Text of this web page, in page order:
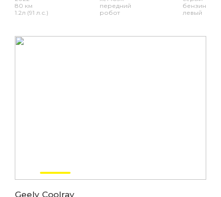
80 км
1.2л (91 л.с.)
передний
робот
бензин
левый
Geely Coolray